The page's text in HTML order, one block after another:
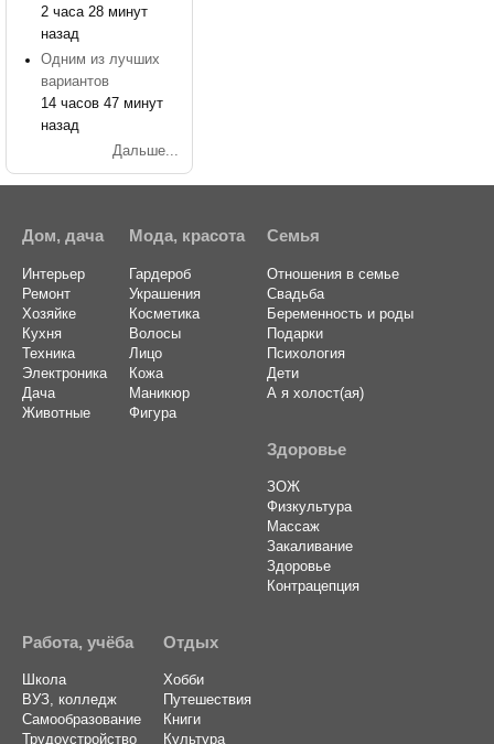
2 часа 28 минут
назад
Одним из лучших
вариантов
14 часов 47 минут
назад
Дальше...
Дом, дача
Интерьер
Ремонт
Хозяйке
Кухня
Техника
Электроника
Дача
Животные
Мода, красота
Гардероб
Украшения
Косметика
Волосы
Лицо
Кожа
Маникюр
Фигура
Семья
Отношения в семье
Свадьба
Беременность и роды
Подарки
Психология
Дети
А я холост(ая)
Здоровье
ЗОЖ
Физкультура
Массаж
Закаливание
Здоровье
Контрацепция
Работа, учёба
Школа
ВУЗ, колледж
Самообразование
Трудоустройство
Отдых
Хобби
Путешествия
Книги
Культура